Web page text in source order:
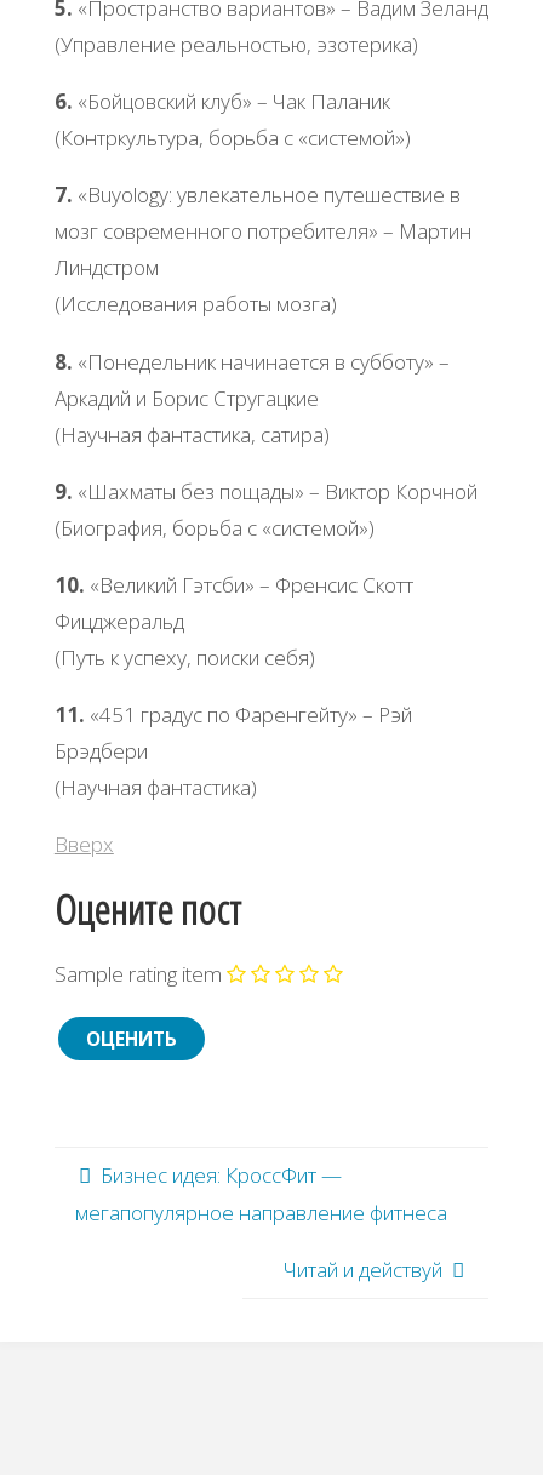
5. «Пространство вариантов» – Вадим Зеланд
(Управление реальностью, эзотерика)
6. «Бойцовский клуб» – Чак Паланик
(Контркультура, борьба с «системой»)
7. «Buyology: увлекательное путешествие в
мозг современного потребителя» – Мартин
Линдстром
(Исследования работы мозга)
8. «Понедельник начинается в субботу» –
Аркадий и Борис Стругацкие
(Научная фантастика, сатира)
9. «Шахматы без пощады» – Виктор Корчной
(Биография, борьба с «системой»)
10. «Великий Гэтсби» – Френсис Скотт
Фицджеральд
(Путь к успеху, поиски себя)
11. «451 градус по Фаренгейту» – Рэй
Брэдбери
(Научная фантастика)
Вверх
Оцените пост
Sample rating item
Бизнес идея: КроссФит —
мегапопулярное направление фитнеса
Читай и действуй